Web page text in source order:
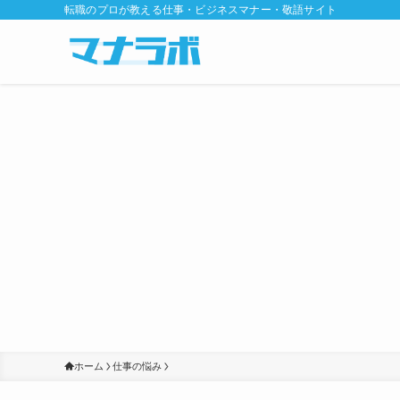
転職のプロが教える仕事・ビジネスマナー・敬語サイト
ホーム 仕事の悩み